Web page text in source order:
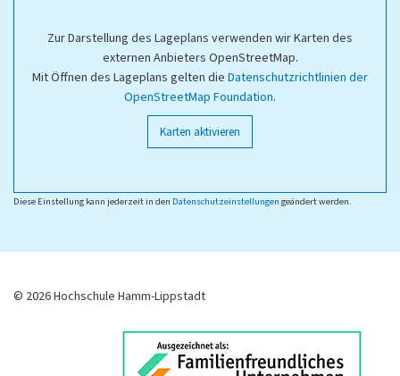
Zur Darstellung des Lageplans verwenden wir Karten des
externen Anbieters OpenStreetMap.
Mit Öffnen des Lageplans gelten die Datenschutzrichtlinien der
OpenStreetMap Foundation.
Karten aktivieren
Diese Einstellung kann jederzeit in den Datenschutzeinstellungen geändert werden.
© 2026 Hochschule Hamm-Lippstadt